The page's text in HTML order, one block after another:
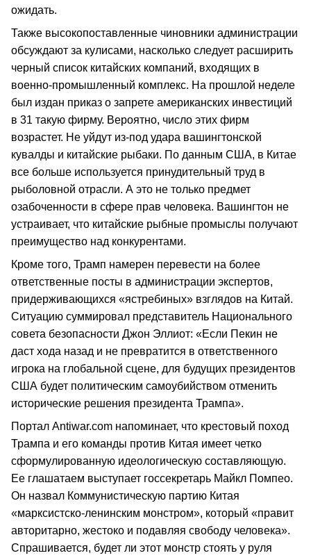
ожидать.
Также высокопоставленные чиновники администрации
обсуждают за кулисами, насколько следует расширить
черный список китайских компаний, входящих в
военно-промышленный комплекс. На прошлой неделе
был издан приказ о запрете американских инвестиций
в 31 такую фирму. Вероятно, число этих фирм
возрастет. Не уйдут из-под удара вашингтонской
кувалды и китайские рыбаки. По данным США, в Китае
все больше используется принудительный труд в
рыболовной отрасли. А это не только предмет
озабоченности в сфере прав человека. Вашингтон не
устраивает, что китайские рыбные промыслы получают
преимущество над конкурентами.
Кроме того, Трамп намерен перевести на более
ответственные посты в администрации экспертов,
придерживающихся «ястребиных» взглядов на Китай.
Ситуацию суммировал представитель Национального
совета безопасности Джон Эллиот: «Если Пекин не
даст хода назад и не превратится в ответственного
игрока на глобальной сцене, для будущих президентов
США будет политическим самоубийством отменить
исторические решения президента Трампа».
Портал Antiwar.com напоминает, что крестовый поход
Трампа и его команды против Китая имеет четко
сформулированную идеологическую составляющую.
Ее глашатаем выступает госсекретарь Майкл Помпео.
Он назвал Коммунистическую партию Китая
«марксистско-ленинским монстром», который «правит
авторитарно, жестоко и подавляя свободу человека».
Спрашивается, будет ли этот монстр стоять у руля